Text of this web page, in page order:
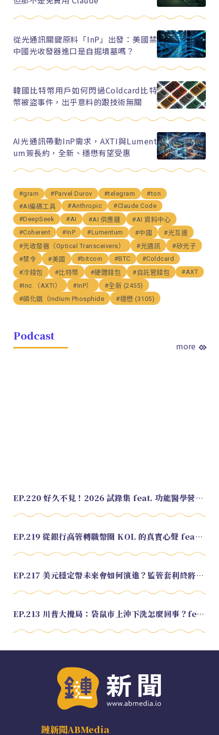
從光通訊關鍵原料「InP」出發：美國禁
中國光收發器進口是自掘墳墓嗎？
韓國比特幣用戶如何閃過Coldcard比特
幣被盜事件，出乎意料的跟技術無關
AI光通訊帶動InP需求，AXTI與Lument
um簽長約，全新、穩懋有望受惠
#gram #Parvel Durov #telegram
#ton
#AI編碼工具
#Anthropic
#Claude Code
#DeepSeek
#AI #AI 供應鏈
#AI 資料中心
#Coherent
#InP #Lumentum #中國
#光互連
#光收發器（Optical Transceivers）
#光通訊
#矽光子
#禁令
#美國 #bitcoin #BTC
#Coldcard
#冷錢包
#比特幣 #硬體錢包 #自託管錢包
#AXT
#Inc.（AXTI）
#InP）
#全新 (2455)
#磷化銦（Indium Phosphide
#穩懋 (3105)
Podcast
more
EP.220 好久不見！2026 試錄集 feat. 功能醫學營養師 美寶
EP.219 從銀行高管轉職幣圈 KOL 的真實心聲 feat.龜大
EP.217 美元穩定幣未來會如何演進？監管套利終將收斂？feat. 研究員 余哲安
EP.213 川普大攪局：袋鼠市上沖下洗怎麼回事？feat. Alvin
鏈新聞ABMedia